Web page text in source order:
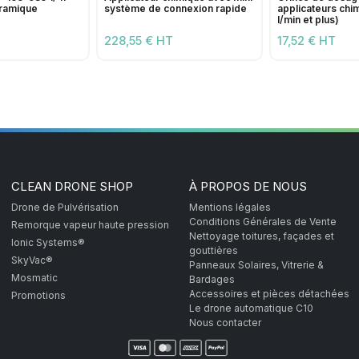
système de connexion rapide
228,55 € HT
applicateurs
l/min et plus)
17,52 € HT
CLEAN DRONE SHOP
Drone de Pulvérisation
Remorque vapeur haute pression
Ionic Systems®
SkyVac®
Mosmatic
Promotions
À PROPOS DE NOUS
Mentions légales
Conditions Générales de Vente
Nettoyage toitures, façades et
gouttières
Panneaux Solaires, Vitrerie &
Bardages
Accessoires et pièces détachées
Le drone automatique C10
Nous contacter